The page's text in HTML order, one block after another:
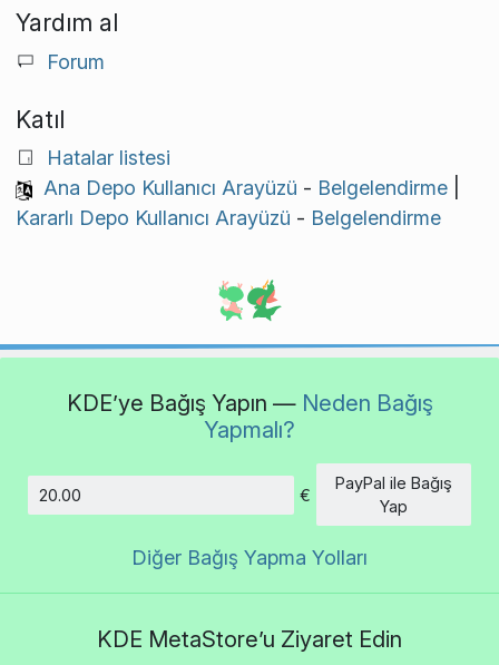
Yardım al
Forum
Katıl
Hatalar listesi
Ana Depo Kullanıcı Arayüzü - Belgelendirme|
Kararlı Depo Kullanıcı Arayüzü - Belgelendirme
KDE’ye Bağış Yapın — Neden Bağış
Yapmalı?
€
PayPal ile Bağış
Yap
Diğer Bağış Yapma Yolları
KDE MetaStore’u Ziyaret Edin